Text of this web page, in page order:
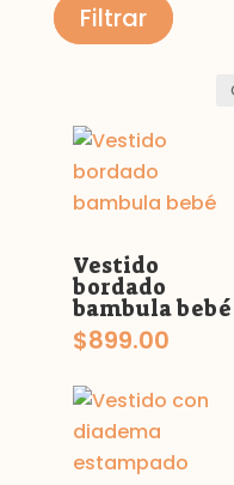
Filtrar
Vestido
bordado
bambula bebé
$899.00